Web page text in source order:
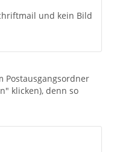
und kein Bild
Postausgangsordner
klicken), denn so